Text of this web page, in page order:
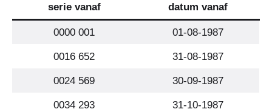
serie vanaf datum vanaf
0000 001 01-08-1987
0016 652 31-08-1987
0024 569 30-09-1987
0034 293 31-10-1987